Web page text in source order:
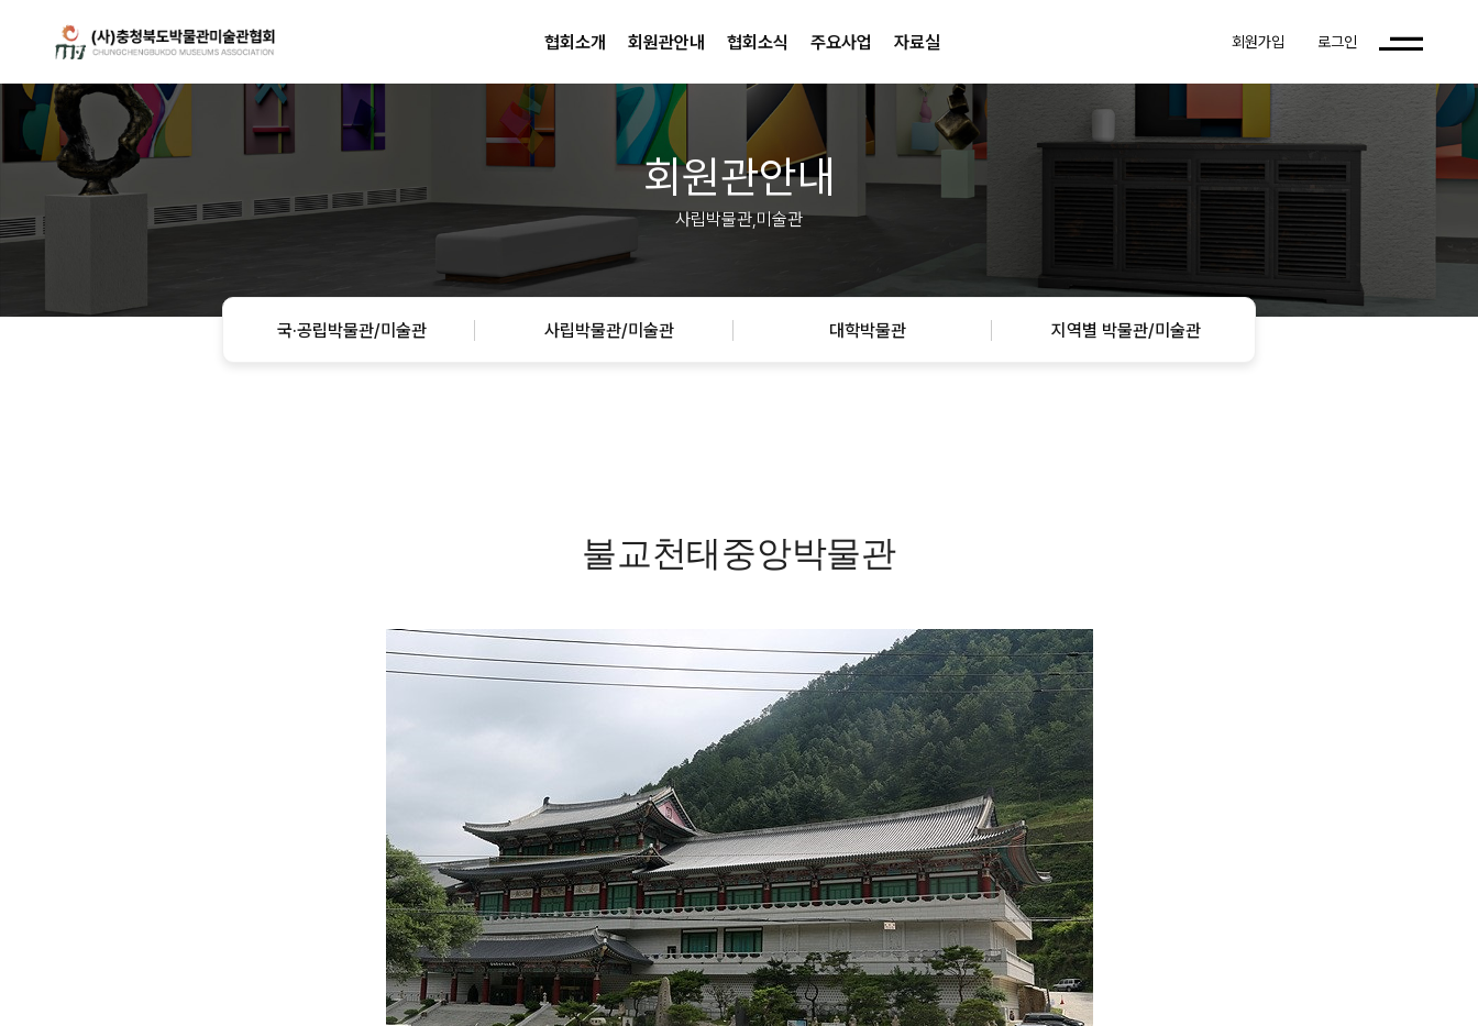
협회소개 회원관안내 협회소식 주요사업 자료실 회원가입 로그인
회원관안내
사립박물관,미술관
국·공립박물관/미술관 사립박물관/미술관 대학박물관 지역별 박물관/미술관
불교천태중앙박물관